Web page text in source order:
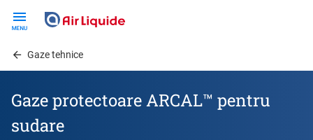
contentGaze tehnice
Gaze protectoare ARCAL™ pentru
sudare